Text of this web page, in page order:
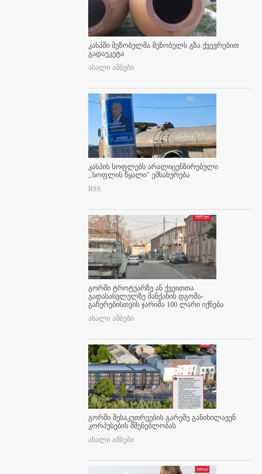
კასპში მეზობელმა მეზობელს გზა ქვევრებით
გადაუკეტა
ახალი ამბები
კასპის სოფლებს არალიცენზირებული
,,სოფლის წყალი" ემსახურება
RSS
გორში ტროტუარზე ან ქვეითთა
გადასასვლელზე მანქანის დგომა-
გაჩერებისთვის ჯარიმა 100 ლარი იქნება
ახალი ამბები
გორში მესაკუთრეების გარეშე განიხილავენ
კორპუსების მშენებლობას
ახალი ამბები